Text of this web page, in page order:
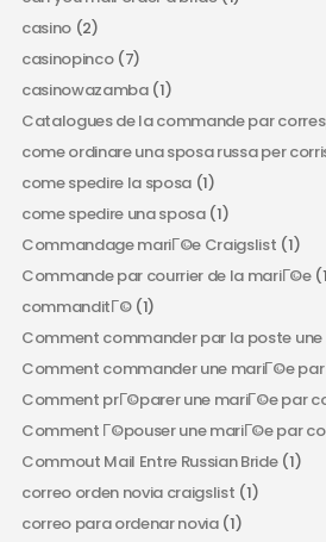
casino(2)
casinopinco(7)
casinowazamba(1)
Catalogues de la commande par
come ordinare una sposa russa per
come spedire la sposa (1)
come spedire una sposa(1)
Commandage mariГ©e Craigslist (1)
Commande par courrier de la mariГ©e
commanditГ©(1)
Comment commander par la poste
Comment commander une mariГ©e
Comment prГ©parer une mariГ©e par
Comment Г©pouser une mariГ©e par
Commout Mail Entre Russian Bride(1)
correo orden novia craigslist (1)
correo para ordenar novia(1)